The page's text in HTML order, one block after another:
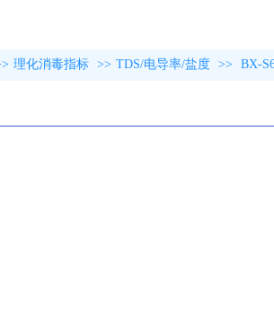
理化消毒指标 >> TDS/电导率/盐度 >> BX-